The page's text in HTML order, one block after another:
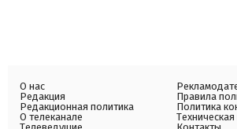
О нас
Редакция
Редакционная политика
О телеканале
Правила
Политика